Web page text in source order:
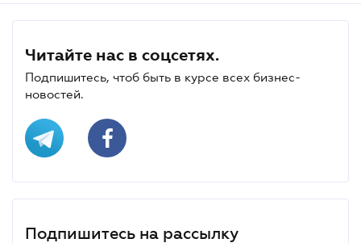
Читайте нас в соцсетях.
Подпишитесь, чтоб быть в курсе всех бизнес-
новостей.
Подпишитесь на рассылку